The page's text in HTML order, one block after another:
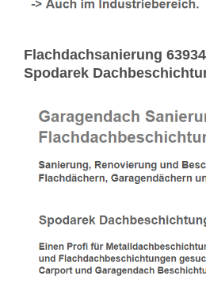
Flachdachsanierung
Spodarek